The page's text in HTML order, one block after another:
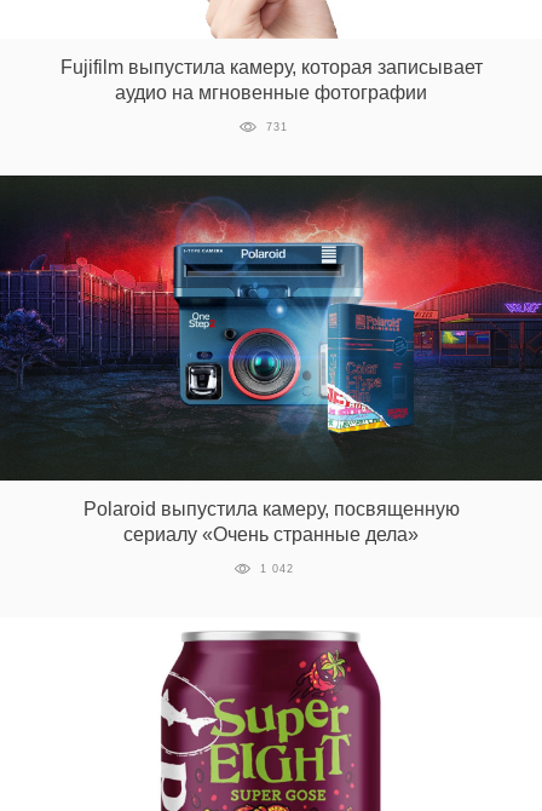
Fujifilm выпустила камеру, которая записывает
аудио на мгновенные фотографии
731
Polaroid выпустила камеру, посвященную
сериалу «Очень странные дела»
1 042